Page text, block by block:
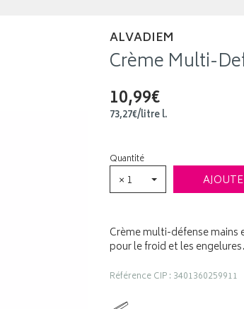
ALVADIEM
Crème Multi-
10,99€
73,27€/litrel.
Quantité
× 1
Crème multi-défense
pour le froid et les engelures.
Référence CIP : 3401360259911